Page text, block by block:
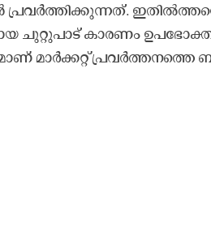
ചു​റ്റു​പാ​ട് കാ​ര​ണം
മാ​ർ​ക്ക​റ്റ് പ്ര​വ​ർ​ത്ത​ന​ത്തെ